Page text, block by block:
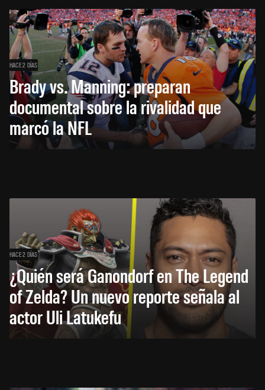
HACE 2 DÍAS
Brady vs. Manning: preparan
documental sobre la rivalidad que
marcó la NFL
HACE 2 DÍAS
¿Quién será Ganondorf en The Legend
of Zelda? Un nuevo reporte señala al
actor Uli Latukefu